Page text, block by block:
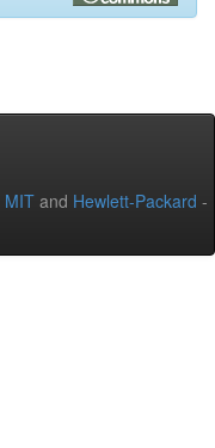
MIT and Hewlett-Packard -